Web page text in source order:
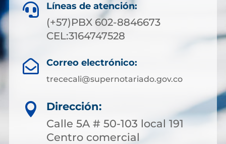
 Líneas de atención:
(+57)PBX 602-8846673
CEL:3164747528
 Correo electrónico:
trececali@supernotariado.gov.co

Dirección:
Calle 5A # 50-103 local 191
Centro comercial